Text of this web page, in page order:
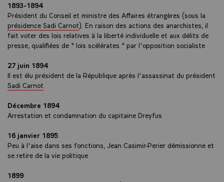
1893-1894
Président du Conseil et ministre des Affaires étrangères (sous la
présidence Sadi Carnot). En raison des actions des anarchistes, il
fait voter des lois relatives à la liberté individuelle et aux délits de
presse, qualifiées de " lois scélérates " par l'opposition socialiste
27 juin 1894
Il est élu président de la République après l'assassinat du président
Sadi Carnot
Décembre 1894
Arrestation et condamnation du capitaine Dreyfus
16 janvier 1895
Peu à l'aise dans ses fonctions, Jean Casimir-Perier démissionne et
se retire de la vie politique.
1899